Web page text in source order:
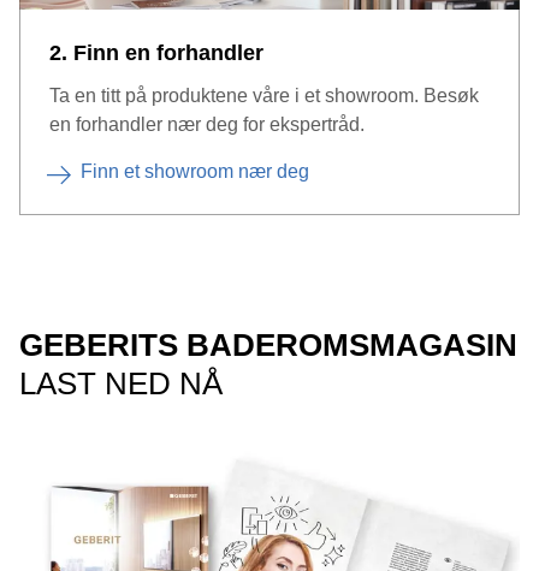
2. Finn en forhandler
Ta en titt på produktene våre i et showroom. Besøk
en forhandler nær deg for ekspertråd.
Finn et showroom nær deg
GEBERITS BADEROMSMAGASIN
LAST NED NÅ